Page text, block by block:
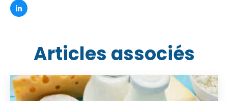
Articles associés